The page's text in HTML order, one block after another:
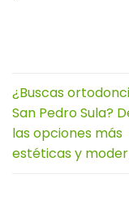
¿Buscas
San Pedro Sula?
las opciones más
estéticas y